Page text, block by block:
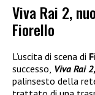
Viva Rai 2,
Fiorello
L’uscita di scena di
successo, Viva Rai 2,
palinsesto della